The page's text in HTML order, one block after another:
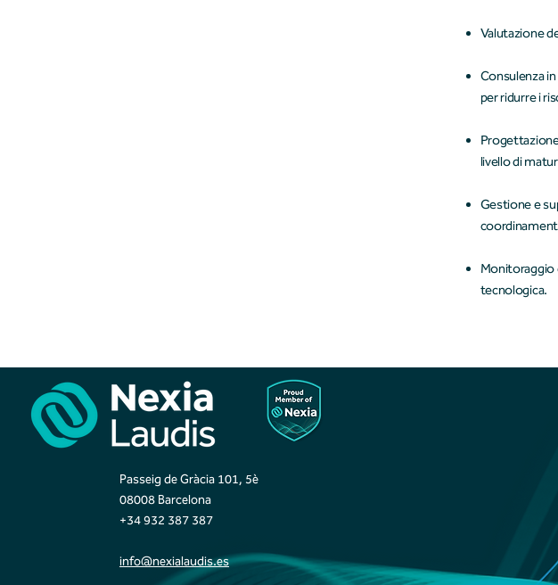
Valutazione
Consulenza
per ridurre i
livello di
Gestione e
Monitoraggio
tecnologica.
Passeig de Gràcia 101, 5è
08008 Barcelona
+34 932 387 387
info@nexialaudis.es